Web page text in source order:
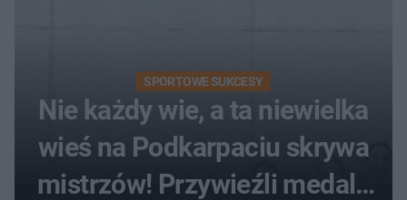
SPORTOWE SUKCESY
Nie każdy wie, a ta niewielka
wieś na Podkarpaciu skrywa
mistrzów! Przywieźli medale